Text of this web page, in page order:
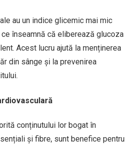
au un indice glicemic mai mic
înseamnă că eliberează glucoza
Acest lucru ajută la menținerea
din sânge și la prevenirea
conținutului lor bogat în
și fibre, sunt benefice pentru